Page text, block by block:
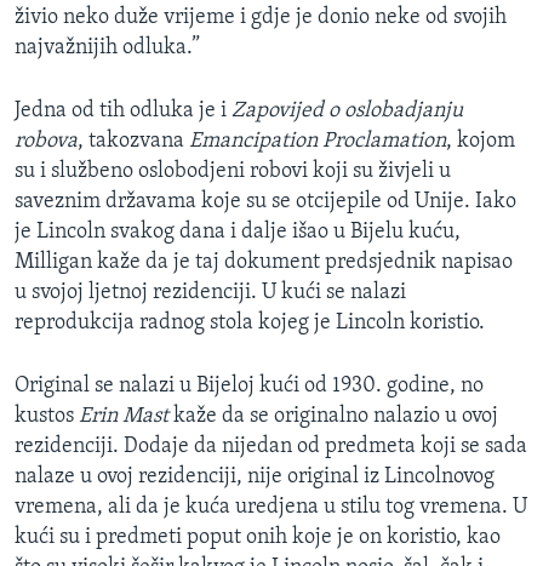
živio neko duže vrijeme i gdje je donio neke od svojih
najvažnijih odluka.”
Jedna od tih odluka je i Zapovijed o oslobadjanju
robova, takozvana Emancipation Proclamation, kojom
su i službeno oslobodjeni robovi koji su živjeli u
saveznim državama koje su se otcijepile od Unije. Iako
je Lincoln svakog dana i dalje išao u Bijelu kuću,
Milligan kaže da je taj dokument predsjednik napisao
u svojoj ljetnoj rezidenciji. U kući se nalazi
reprodukcija radnog stola kojeg je Lincoln koristio.
Original se nalazi u Bijeloj kući od 1930. godine, no
kustos Erin Mastkaže da se originalno nalazio u ovoj
rezidenciji. Dodaje da nijedan od predmeta koji se sada
nalaze u ovoj rezidenciji, nije original iz Lincolnovog
vremena, ali da je kuća uredjena u stilu tog vremena. U
kući su i predmeti poput onih koje je on koristio, kao